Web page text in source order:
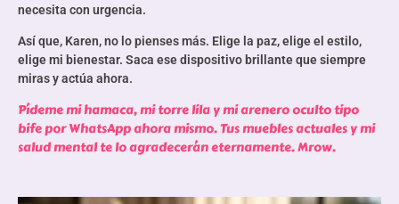
necesita con urgencia.
Así que, Karen, no lo pienses más. Elige la paz, elige el estilo,
elige mi bienestar. Saca ese dispositivo brillante que siempre
miras y actúa ahora.
Pídeme mi hamaca, mi torre lila y mi arenero oculto tipo
bife por WhatsApp ahora mismo. Tus muebles actuales y mi
salud mental te lo agradecerán eternamente. Mrow.